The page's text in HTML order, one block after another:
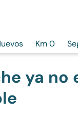
Km 0
ya no